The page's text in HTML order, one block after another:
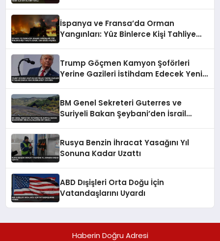
İspanya ve Fransa’da Orman
Yangınları: Yüz Binlerce Kişi Tahliye
Trump Göçmen Kamyon Şoförleri
Yerine Gazileri İstihdam Edecek Yeni
BM Genel Sekreteri Guterres ve
Suriyeli Bakan Şeybani’den İsrail
Rusya Benzin İhracat Yasağını Yıl
Sonuna Kadar Uzattı
ABD Dışişleri Orta Doğu İçin
Vatandaşlarını Uyardı
Haberin Doğru Adresi